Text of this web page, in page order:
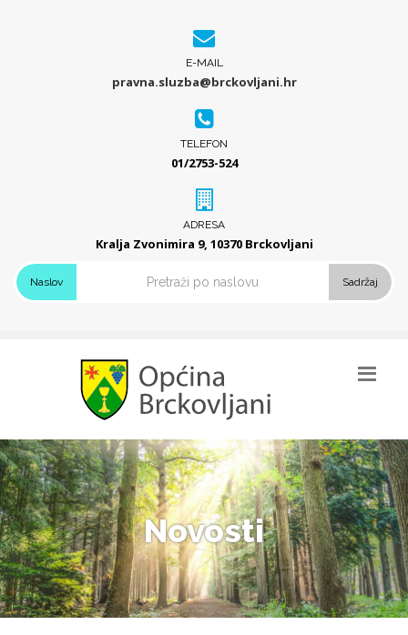
E-MAIL
pravna.sluzba@brckovljani.hr
TELEFON
01/2753-524
ADRESA
Kralja Zvonimira 9, 10370 Brckovljani
Naslov Sadržaj
Novosti